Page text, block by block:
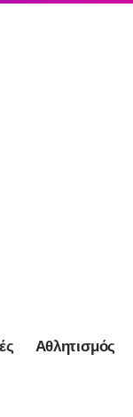
Αθλητισμός